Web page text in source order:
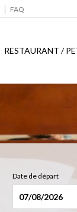
FAQ
RESTAURANT /
Date de départ